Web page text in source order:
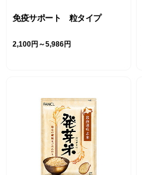
免疫サポート 粒タイプ
2,100円～5,986円